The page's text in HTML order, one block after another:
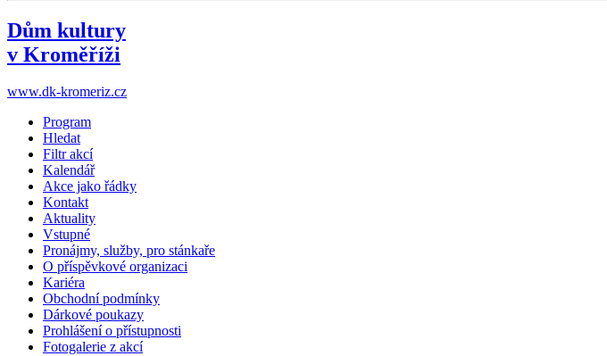
Dům kultury
v Kroměříži
www.dk-kromeriz.cz
Program
Hledat
Filtr akcí
Kalendář
Akce jako řádky
Kontakt
Aktuality
Vstupné
Pronájmy, služby, pro stánkaře
O příspěvkové organizaci
Kariéra
Obchodní podmínky
Dárkové poukazy
Prohlášení o přístupnosti
Fotogalerie z akcí